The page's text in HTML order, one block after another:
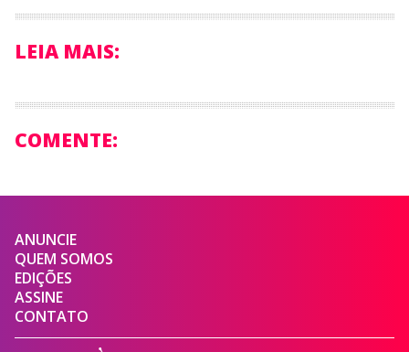
LEIA MAIS:
COMENTE:
ANUNCIE
QUEM SOMOS
EDIÇÕES
ASSINE
CONTATO